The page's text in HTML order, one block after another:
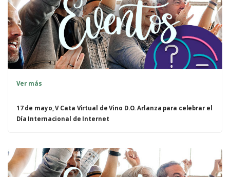
Ver más
17 de mayo, V Cata Virtual de Vino D.O. Arlanza para celebrar el
Día Internacional de Internet